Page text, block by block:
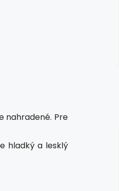
nahradené. Pre
hladký a lesklý